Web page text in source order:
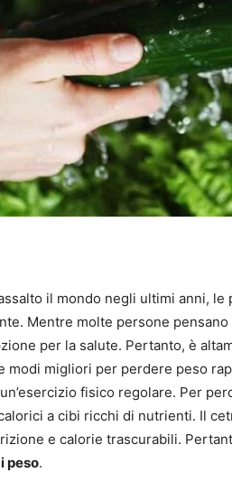
il mondo negli ultimi anni,
Mentre molte persone
per la salute. Pertanto, è
modi migliori per perdere peso
fisico regolare. Per
a cibi ricchi di nutrienti. Il
e calorie trascurabili.
peso.